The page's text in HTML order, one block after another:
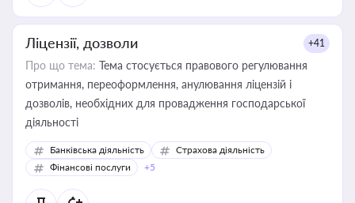
Ліцензії, дозволи +41
Про що тема: Тема стосується правового регулювання
отримання, переоформлення, анулювання ліцензій і
дозволів, необхідних для провадження господарської
діяльності
Банківська діяльність
Страхова діяльність
Фінансові послуги
+5